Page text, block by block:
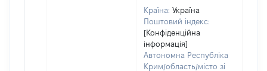
Країна: Україна
Поштовий індекс:
[Конфіденційна
інформація]
Автономна Республіка
Крим/область/місто зі